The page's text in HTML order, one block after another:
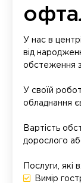
У нас в
від
обстеження
У своїй
обладнання
Вартість
дорослого
Послуги, які
Вимір